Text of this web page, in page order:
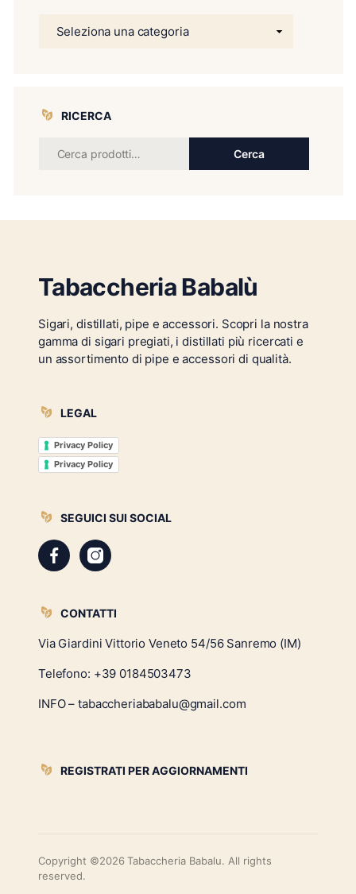
RICERCA
Cerca
Tabaccheria Babalù
Sigari, distillati, pipe e accessori. Scopri la nostra
gamma di sigari pregiati, i distillati più ricercati e
un assortimento di pipe e accessori di qualità.
LEGAL
Privacy Policy
Privacy Policy
SEGUICI SUI SOCIAL
CONTATTI
Via Giardini Vittorio Veneto 54/56 Sanremo (IM)
Telefono: +39 0184503473
INFO – tabaccheriababalu@gmail.com
REGISTRATI PER AGGIORNAMENTI
Copyright ©2026 Tabaccheria Babalu. All rights
reserved.